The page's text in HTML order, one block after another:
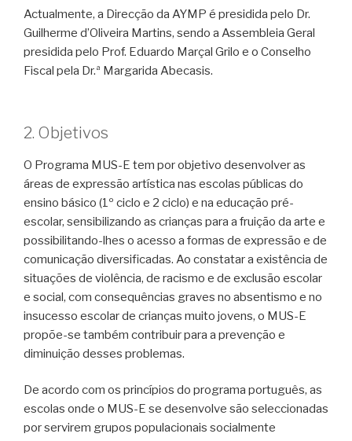
Actualmente, a Direcção da AYMP é presidida pelo Dr.
Guilherme d’Oliveira Martins, sendo a Assembleia Geral
presidida pelo Prof. Eduardo Marçal Grilo e o Conselho
Fiscal pela Dr.ª Margarida Abecasis.
2. Objetivos
O Programa MUS-E tem por objetivo desenvolver as
áreas de expressão artística nas escolas públicas do
ensino básico (1º ciclo e 2 ciclo) e na educação pré-
escolar, sensibilizando as crianças para a fruição da arte e
possibilitando-lhes o acesso a formas de expressão e de
comunicação diversificadas. Ao constatar a existência de
situações de violência, de racismo e de exclusão escolar
e social, com consequências graves no absentismo e no
insucesso escolar de crianças muito jovens, o MUS-E
propõe-se também contribuir para a prevenção e
diminuição desses problemas.
De acordo com os princípios do programa português, as
escolas onde o MUS-E se desenvolve são seleccionadas
por servirem grupos populacionais socialmente